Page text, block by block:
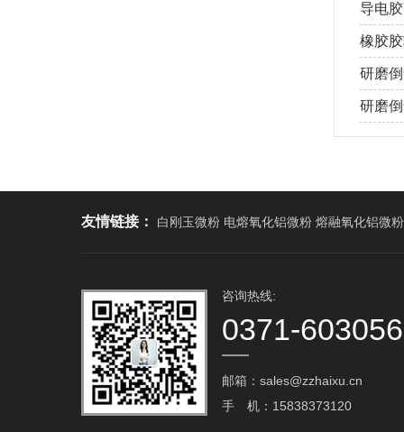
导电
橡胶
研磨
研磨
友情链接： 白刚玉微粉 电熔氧化铝微粉 熔融氧化铝微粉
咨询热线:
0371-
邮箱：sales@zzhaixu.cn
手 机：15838373120